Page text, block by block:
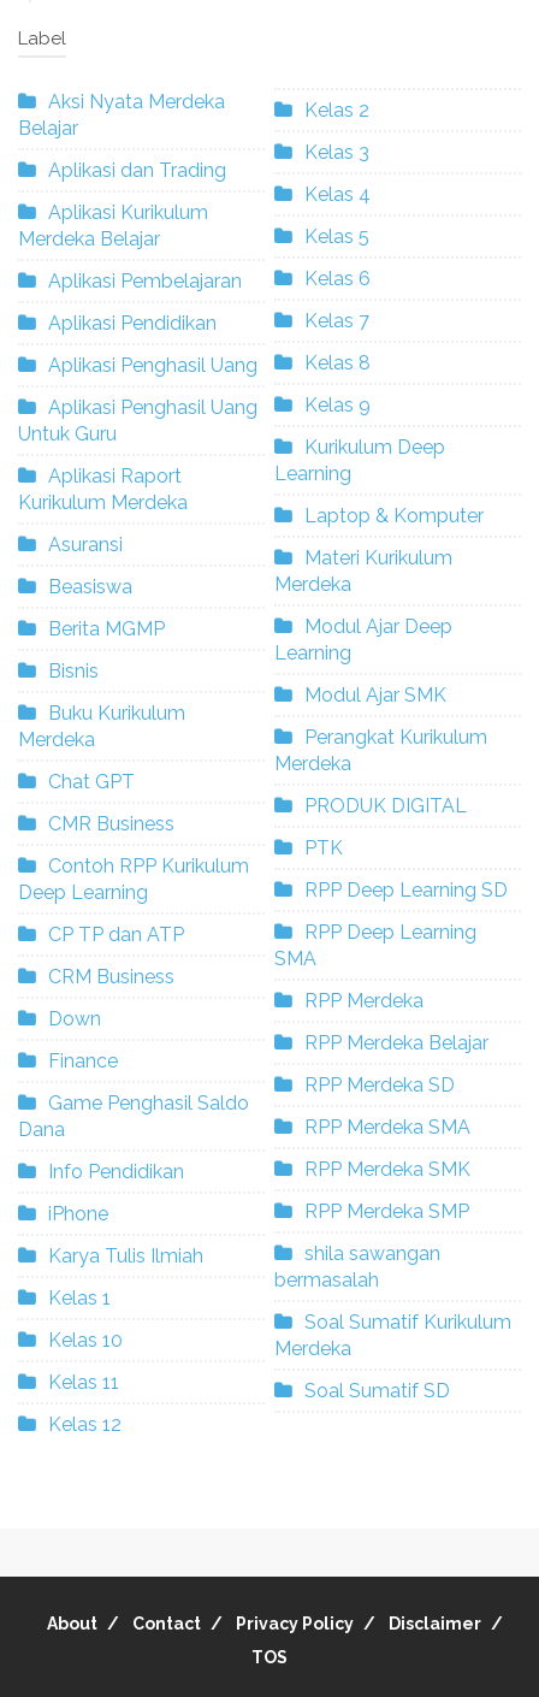
Label
Aksi Nyata Merdeka
Belajar
Aplikasi dan Trading
Aplikasi Kurikulum
Merdeka Belajar
Aplikasi Pembelajaran
Aplikasi Pendidikan
Aplikasi Penghasil Uang
Aplikasi Penghasil Uang
Untuk Guru
Aplikasi Raport
Kurikulum Merdeka
Asuransi
Beasiswa
Berita MGMP
Bisnis
Buku Kurikulum
Merdeka
Chat GPT
CMR Business
Contoh RPP Kurikulum
Deep Learning
CP TP dan ATP
CRM Business
Down
Finance
Game Penghasil Saldo
Dana
Info Pendidikan
iPhone
Karya Tulis Ilmiah
Kelas 1
Kelas 10
Kelas 11
Kelas 12
Kelas 2
Kelas 3
Kelas 4
Kelas 5
Kelas 6
Kelas 7
Kelas 8
Kelas 9
Kurikulum Deep
Learning
Laptop & Komputer
Materi Kurikulum
Merdeka
Modul Ajar Deep
Learning
Modul Ajar SMK
Perangkat Kurikulum
Merdeka
PRODUK DIGITAL
PTK
RPP Deep Learning SD
RPP Deep Learning
SMA
RPP Merdeka
RPP Merdeka Belajar
RPP Merdeka SD
RPP Merdeka SMA
RPP Merdeka SMK
RPP Merdeka SMP
shila sawangan
bermasalah
Soal Sumatif Kurikulum
Merdeka
Soal Sumatif SD
About Contact Privacy Policy
Disclaimer
TOS